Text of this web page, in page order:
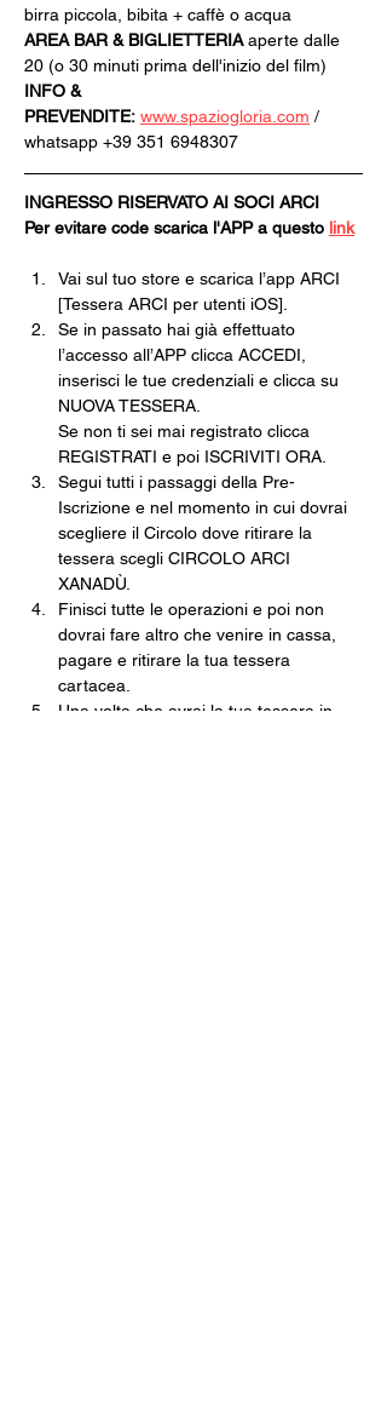
birra piccola, bibita + caffè o acqua
AREA BAR & BIGLIETTERIA aperte dalle
20 (o 30 minuti prima dell'inizio del film)
INFO &
PREVENDITE: www.spaziogloria.com /
whatsapp +39 351 6948307
INGRESSO RISERVATO AI SOCI ARCI
Per evitare code scarica l'APP a questo link
Vai sul tuo store e scarica l’app ARCI
[Tessera ARCI per utenti iOS].
Se in passato hai già effettuato
l’accesso all’APP clicca ACCEDI,
inserisci le tue credenziali e clicca su
NUOVA TESSERA.
Se non ti sei mai registrato clicca
REGISTRATI e poi ISCRIVITI ORA.
Segui tutti i passaggi della Pre-
Iscrizione e nel momento in cui dovrai
scegliere il Circolo dove ritirare la
tessera scegli CIRCOLO ARCI
XANADÙ.
Finisci tutte le operazioni e poi non
dovrai fare altro che venire in cassa,
pagare e ritirare la tua tessera
cartacea.
Una volta che avrai la tua tessera in